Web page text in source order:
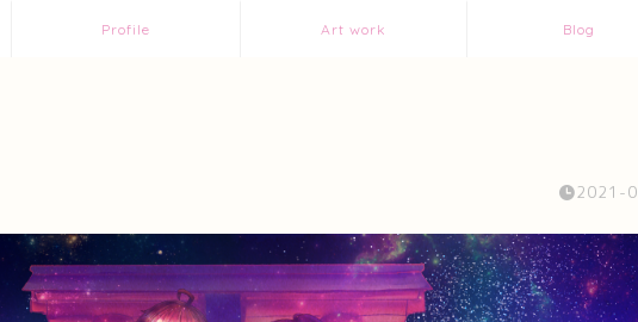
Profile Art work Blog
2021-